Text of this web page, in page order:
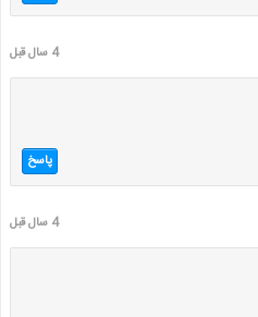
4 سال قبل
پاسخ
4 سال قبل